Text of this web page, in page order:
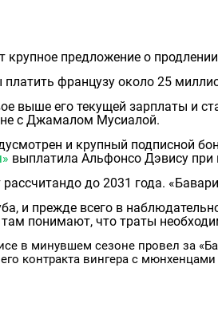
крупное предложение о
французу около 25
выше его текущей зарплаты и
с Джамалом Мусиалой.
и крупный подписной
выплатила Альфонсо Дэвису при
до 2031 года.
и прежде всего в
понимают, что траты
в минувшем сезоне провел за
контракта вингера с мюнхенцами